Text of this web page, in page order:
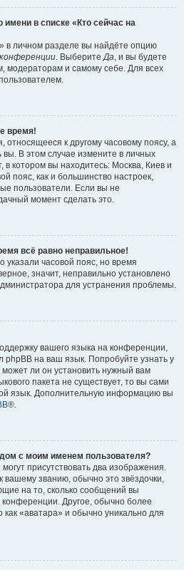
имени в списке «Кто сейчас на
в личном разделе вы найдёте опцию
. ВыберитеДа, и вы будете
модераторам и самому себе. Для всех
время!
к другому часовому поясу, а
вы. В этом случае измените в личных
в котором вы находитесь: Москва, Киев и
пояс, как и большинство настроек,
пользователи. Если вы не
момент сделать это.
всё равно неправильное!
указали часовой пояс, но время
значит, неправильно установлено
для устранения проблемы.
вашего языка на конференции,
phpBB на ваш язык. Попробуйте узнать у
ли он установить нужный вам
пакета не существует, то вы сами
язык. Дополнительную информацию вы
®.
с моим именем пользователя?
присутствовать два изображения.
вашему званию, обычно это звёздочки,
на то, сколько сообщений вы
Другое, обычно более
«аватара» и обычно уникально для